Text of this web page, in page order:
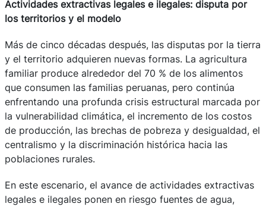
Actividades extractivas legales e ilegales: disputa por
los territorios y el modelo
Más de cinco décadas después, las disputas por la tierra
y el territorio adquieren nuevas formas. La agricultura
familiar produce alrededor del 70 % de los alimentos
que consumen las familias peruanas, pero continúa
enfrentando una profunda crisis estructural marcada por
la vulnerabilidad climática, el incremento de los costos
de producción, las brechas de pobreza y desigualdad, el
centralismo y la discriminación histórica hacia las
poblaciones rurales.
En este escenario, el avance de actividades extractivas
legales e ilegales ponen en riesgo fuentes de agua,